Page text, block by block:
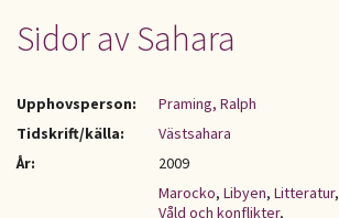
Sidor av Sahara
Upphovsperson:
Praming, Ralph
Tidskrift/källa:
Västsahara
År:
2009
Marocko, Libyen, Litteratur,
Våld och konflikter,